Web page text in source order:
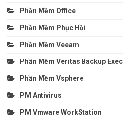
Phần Mềm Office
Phần Mềm Phục Hồi
Phần Mềm Veeam
Phần Mềm Veritas Backup Exec
Phần Mềm Vsphere
PM Antivirus
PM Vmware WorkStation